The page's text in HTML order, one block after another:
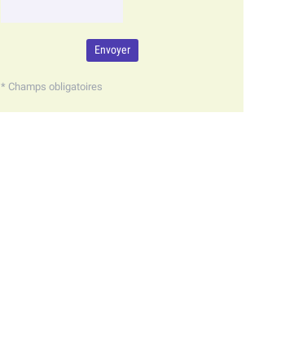
* Champs obligatoires